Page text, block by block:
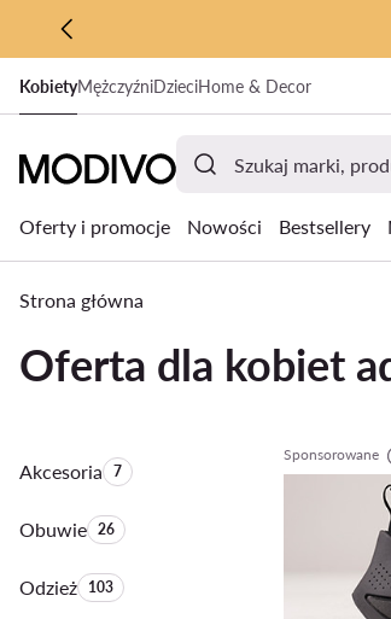
PRZEJDŹ DO GŁÓWNEJ ZAWARTOŚCI
PRZEJDŹ DO WYSZUKIWANIA
KobietyMężczyźniDzieciHome & Decor
Oferty i promocje Nowości Bestsellery
Strona główna
Oferta dla kobiet
AkcesoriaLiczba produktów:
7
ObuwieLiczba produktów:
26
OdzieżLiczba produktów:
103
Sponsorowane